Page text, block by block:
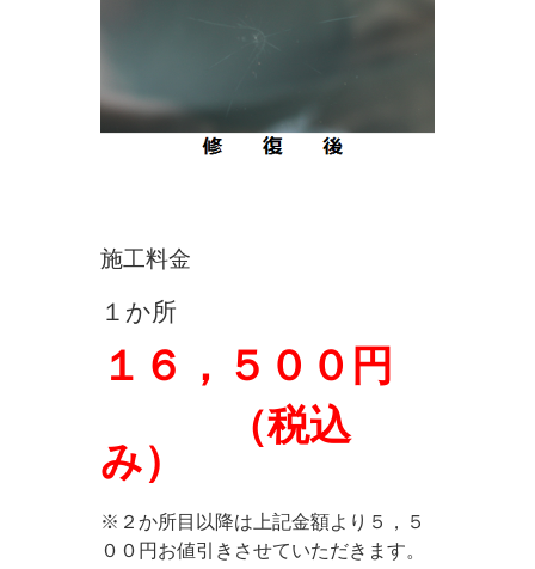
施工料金
１か所
１６，５００円
（税込
み）
※２か所目以降は上記金額より５，５
００円お値引きさせていただきます。